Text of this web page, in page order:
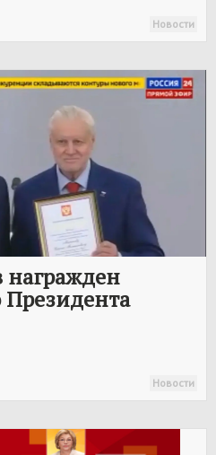
Новости
награжден
Президента
Новости